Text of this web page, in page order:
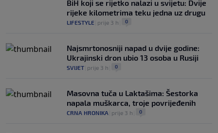
BiH koji se rijetko nalazi u svijetu: Dvije
rijeke kilometrima teku jedna uz drugu
LIFESTYLE prije 3 h 0
Najsmrtonosniji napad u dvije godine:
Ukrajinski dron ubio 13 osoba u Rusiji
SVIJET prije 3 h 0
Masovna tuča u Laktašima: Šestorka
napala muškarca, troje povrijeđenih
CRNA HRONIKA prije 3 h 0